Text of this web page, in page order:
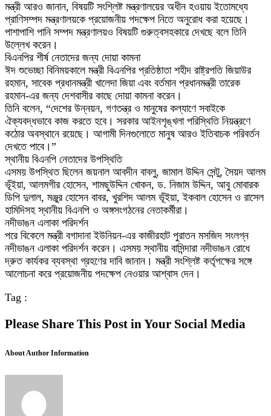
মন্ত্রী আরও জানান, বিষয়টি সংশ্লিষ্ট মন্ত্রণালয়ের অধীন হওয়ায় ইতোমধ্যে
প্রাণিসম্পদ মন্ত্রণালয়কে প্রয়োজনীয় পদক্ষেপ নিতে অনুরোধ করা হয়েছে।
পাশাপাশি পানি সম্পদ মন্ত্রণালয়ও বিষয়টি গুরুত্বসহকারে দেখছে বলে তিনি
উল্লেখ করেন।
বিএনপির শীর্ষ নেতাদের জন্য দোয়া কামনা
ঈদ শুভেচ্ছা বিনিময়কালে মন্ত্রী বিএনপির প্রতিষ্ঠাতা শহীদ রাষ্ট্রপতি জিয়াউর
রহমান, সাবেক প্রধানমন্ত্রী খালেদা জিয়া এবং বর্তমান প্রধানমন্ত্রী তারেক
রহমান-এর জন্য দেশবাসীর কাছে দোয়া কামনা করেন।
তিনি বলেন, “দেশের উন্নয়ন, গণতন্ত্র ও মানুষের কল্যাণে সবাইকে
ঐক্যবদ্ধভাবে কাজ করতে হবে। সরকার আইনশৃঙ্খলা পরিস্থিতি নিয়ন্ত্রণে
কঠোর অবস্থানে রয়েছে। আগামী দিনগুলোতে মানুষ আরও ইতিবাচক পরিবর্তন
দেখতে পাবে।”
স্থানীয় বিএনপি নেতাদের উপস্থিতি
এসময় উপস্থিত ছিলেন জয়নাল আবদীন বাবলু, জামাল উদ্দিন সেন্টু, সৈয়দ আলম
ভূঁইয়া, আলমগীর হোসেন, শামছুউদ্দিন খোকন, ড. নিজাম উদ্দিন, আবু মোবারক
ডিপি দুলাল, মঞ্জুর হোসেন বাবর, খুরশিদ আলম ভূঁইয়া, ইকবাল হোসেন ও রাসেল
হামিদিসহ স্থানীয় বিএনপি ও অঙ্গসংগঠনের নেতাকর্মীরা।
নদীভাঙন এলাকা পরিদর্শন
পরে বিকেলে মন্ত্রী বগাদানা ইউনিয়ন-এর কাজীরহাট পুরাতন মসজিদ সংলগ্ন
নদীভাঙন এলাকা পরিদর্শন করেন। এসময় স্থানীয় বাসিন্দারা নদীভাঙন রোধে
দ্রুত কার্যকর ব্যবস্থা গ্রহণের দাবি জানান। মন্ত্রী সংশ্লিষ্ট কর্তৃপক্ষের সঙ্গে
আলোচনা করে প্রয়োজনীয় পদক্ষেপ নেওয়ার আশ্বাস দেন।
Tag :
Please Share This Post in Your Social Media
About Author Information